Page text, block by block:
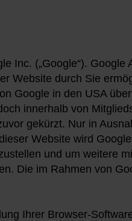
(„Google“). Google
Website durch Sie
Google in den USA
innerhalb von
gekürzt. Nur in
Website wird
und um weitere
Die im Rahmen von
Ihrer Browser-